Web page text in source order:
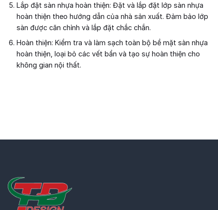
Lắp đặt sàn nhựa hoàn thiện: Đặt và lắp đặt lớp sàn nhựa
hoàn thiện theo hướng dẫn của nhà sản xuất. Đảm bảo lớp
sàn được căn chỉnh và lắp đặt chắc chắn.
Hoàn thiện: Kiểm tra và làm sạch toàn bộ bề mặt sàn nhựa
hoàn thiện, loại bỏ các vết bẩn và tạo sự hoàn thiện cho
không gian nội thất.